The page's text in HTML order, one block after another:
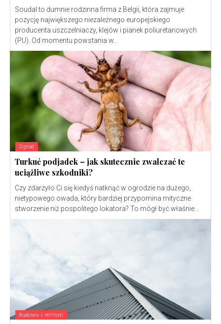
Soudal to dumnie rodzinna firma z Belgii, która zajmuje
pozycję największego niezależnego europejskiego
producenta uszczelniaczy, klejów i pianek poliuretanowych
(PU). Od momentu powstania w...
Ogród
Turkuć podjadek – jak skutecznie zwalczać te
uciążliwe szkodniki?
Czy zdarzyło Ci się kiedyś natknąć w ogrodzie na dużego,
nietypowego owada, który bardziej przypomina mityczne
stworzenie niż pospolitego lokatora? To mógł być właśnie...
Budowa i remont